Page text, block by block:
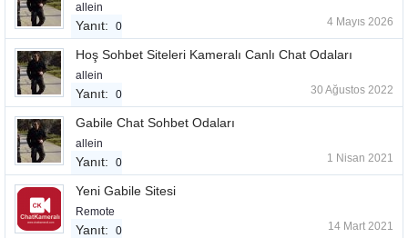
allein
Yanıt: 0 4 Mayıs 2026
Hoş Sohbet Siteleri Kameralı Canlı Chat Odaları
allein
Yanıt: 0 30 Ağustos 2022
Gabile Chat Sohbet Odaları
allein
Yanıt: 0 1 Nisan 2021
Yeni Gabile Sitesi
Remote
Yanıt: 0 14 Mart 2021